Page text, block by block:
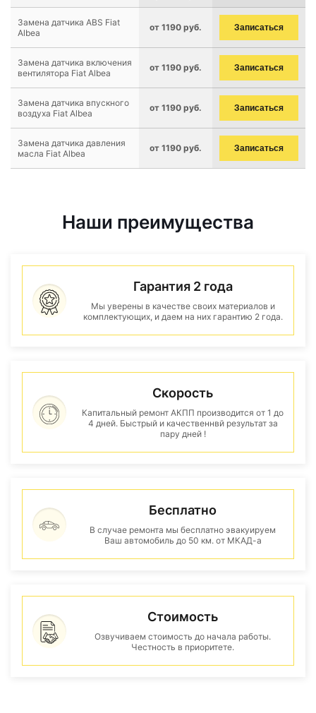
Замена датчика ABS Fiat
Albea
от 1190 руб. Записаться
Замена датчика включения
вентилятора Fiat Albea
от 1190 руб. Записаться
Замена датчика впускного
воздуха Fiat Albea
от 1190 руб. Записаться
Замена датчика давления
масла Fiat Albea
от 1190 руб. Записаться
Наши преимущества
Гарантия 2 года
Мы уверены в качестве своих материалов и
комплектующих, и даем на них гарантию 2 года.
Скорость
Капитальный ремонт АКПП производится от 1 до
4 дней. Быстрый и качественнвй результат за
пару дней !
Бесплатно
В случае ремонта мы бесплатно эвакуируем
Ваш автомобиль до 50 км. от МКАД-а
Стоимость
Озвучиваем стоимость до начала работы.
Честность в приоритете.